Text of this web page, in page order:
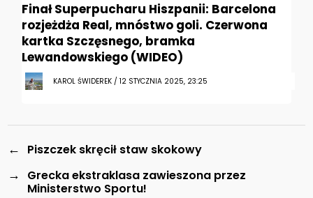
Finał Superpucharu Hiszpanii: Barcelona
rozjeżdża Real, mnóstwo goli. Czerwona
kartka Szczęsnego, bramka
Lewandowskiego (WIDEO)
KAROL ŚWIDEREK / 12 STYCZNIA 2025, 23:25
← Piszczek skręcił staw skokowy
→
Grecka ekstraklasa zawieszona przez
Ministerstwo Sportu!